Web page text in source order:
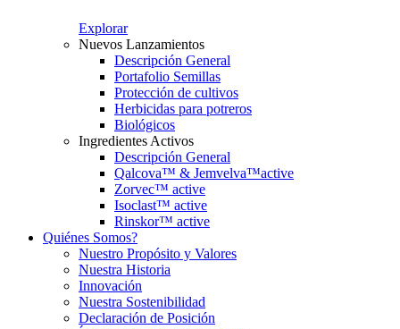
Explorar
Nuevos Lanzamientos
Descripción General
Portafolio Semillas
Protección de cultivos
Herbicidas para potreros
Biológicos
Ingredientes Activos
Descripción General
Qalcova™ & Jemvelva™active
Zorvec™ active
Isoclast™ active
Rinskor™ active
Quiénes Somos?
Nuestro Propósito y Valores
Nuestra Historia
Innovación
Nuestra Sostenibilidad
Declaración de Posición